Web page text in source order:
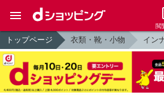
閲
トップページ 衣類・靴・小物 イン